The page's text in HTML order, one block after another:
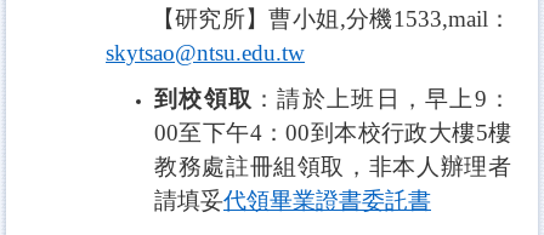
【研究所】曹小姐,分機1533,mail：
skytsao@ntsu.edu.tw
到校領取 ：請於上班日，早上9：
00至下午4：00到本校行政大樓5樓
教務處註冊組領取 ，非本人辦理者
請填妥代領畢業證書委託書